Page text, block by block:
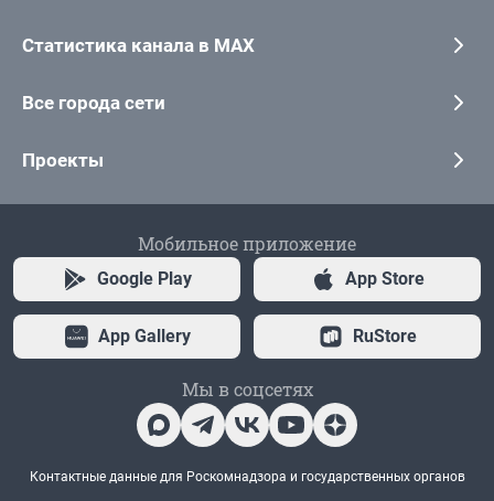
Статистика канала в MAX
Все города сети
Проекты
Мобильное приложение
Google Play App Store
App Gallery RuStore
Мы в соцсетях
Контактные данные для Роскомнадзора и государственных органов